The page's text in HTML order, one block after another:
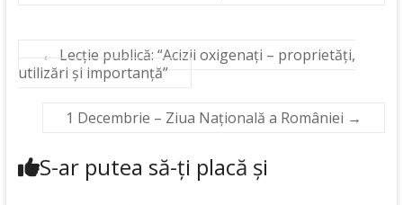
←
Lecție publică: “Acizii oxigenați – proprietăți,
utilizări și importanță”
1 Decembrie – Ziua Națională a României →
S-ar putea să-ți placă și